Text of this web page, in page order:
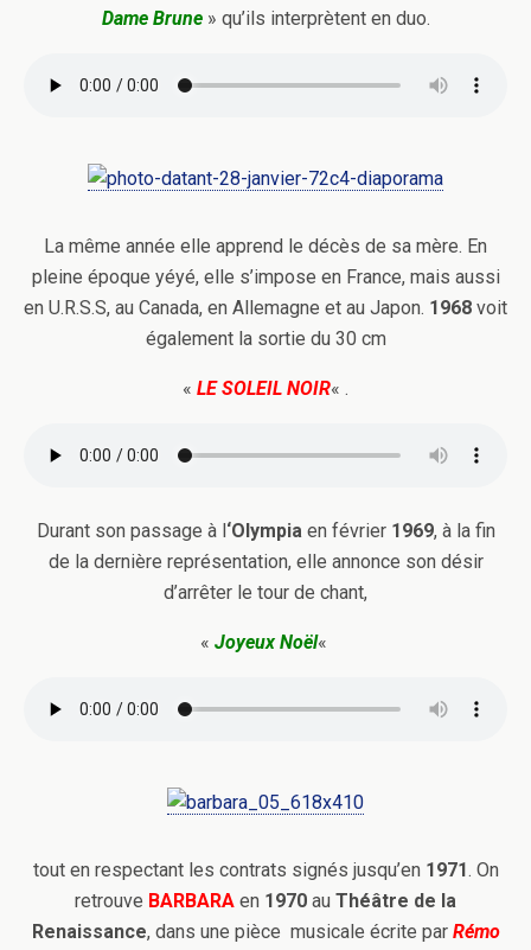
Dame Brune» qu’ils interprètent en duo.
La même année elle apprend le décès de sa mère. En
pleine époque yéyé, elle s’impose en France, mais aussi
en U.R.S.S, au Canada, en Allemagne et au Japon. 1968 voit
également la sortie du 30 cm
« LE SOLEIL NOIR« .
Durant son passage à l‘Olympiaen février 1969, à la fin
de la dernière représentation, elle annonce son désir
d’arrêter le tour de chant,
« Joyeux Noël«
tout en respectant les contrats signés jusqu’en 1971. On
retrouve BARBARA en 1970 au Théâtre de la
Renaissance, dans une pièce musicale écrite parRémo